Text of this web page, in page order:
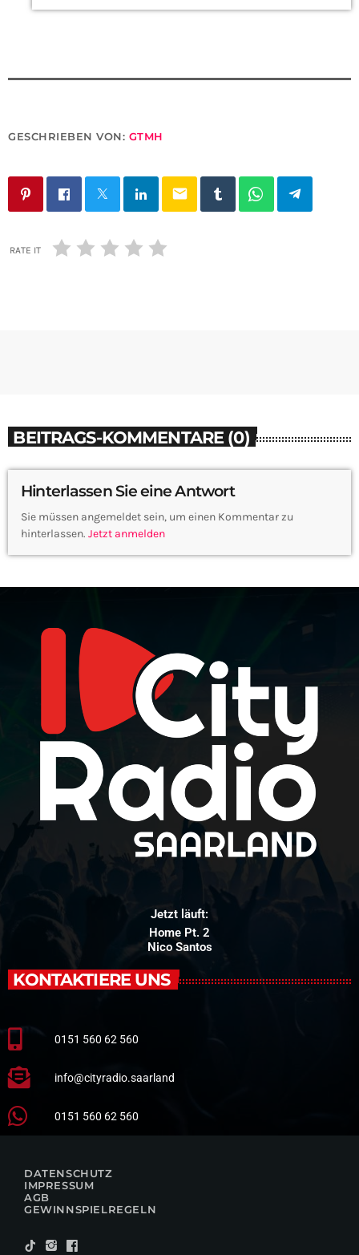
GESCHRIEBEN VON: GTMH
email
RATE IT
BEITRAGS-KOMMENTARE (0)
Hinterlassen Sie eine Antwort
Sie müssen angemeldet sein, um einen Kommentar zu
hinterlassen. Jetzt anmelden
Jetzt läuft:
Home Pt. 2
Nico Santos
KONTAKTIERE UNS
0151 560 62 560
info@cityradio.saarland
0151 560 62 560
DATENSCHUTZ
IMPRESSUM
AGB
GEWINNSPIELREGELN